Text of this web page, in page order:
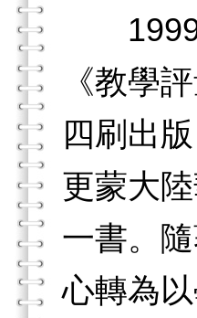
1999
《教學
四刷出
更蒙大
一書。
心轉為